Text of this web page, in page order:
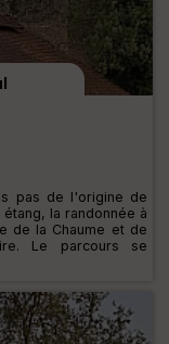
pas de l'origine de
la randonnée à
de la Chaume et de
Le parcours se